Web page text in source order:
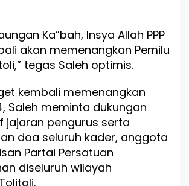
Ka”bah, Insya Allah PPP
akan memenangkan Pemilu
tegas Saleh optimis.
kembali memenangkan
Saleh meminta dukungan
jajaran pengurus serta
doa seluruh kader, anggota
Partai Persatuan
diseluruh wilayah